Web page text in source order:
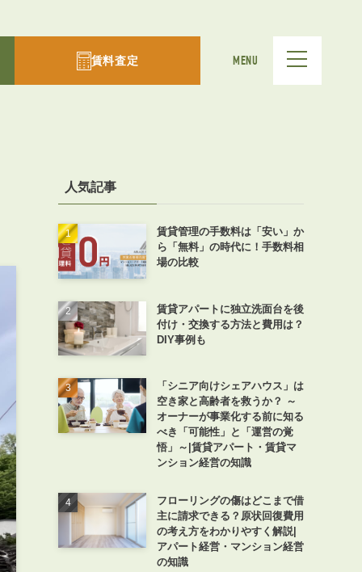
賃料査定 MENU
人気記事
賃貸管理の手数料は「安い」か
ら「無料」の時代に！手数料相
場の比較
賃貸アパートに独立洗面台を後
付け・交換する方法と費用は？
DIY事例も
「シニア向けシェアハウス」は
空き家と高齢者を救うか？ ～
オーナーが事業化する前に知る
べき「可能性」と「運営の覚
悟」～|賃貸アパート・賃貸マ
ンション経営の知識
フローリングの傷はどこまで借
主に請求できる？原状回復費用
の考え方をわかりやすく解説|
アパート経営・マンション経営
の知識